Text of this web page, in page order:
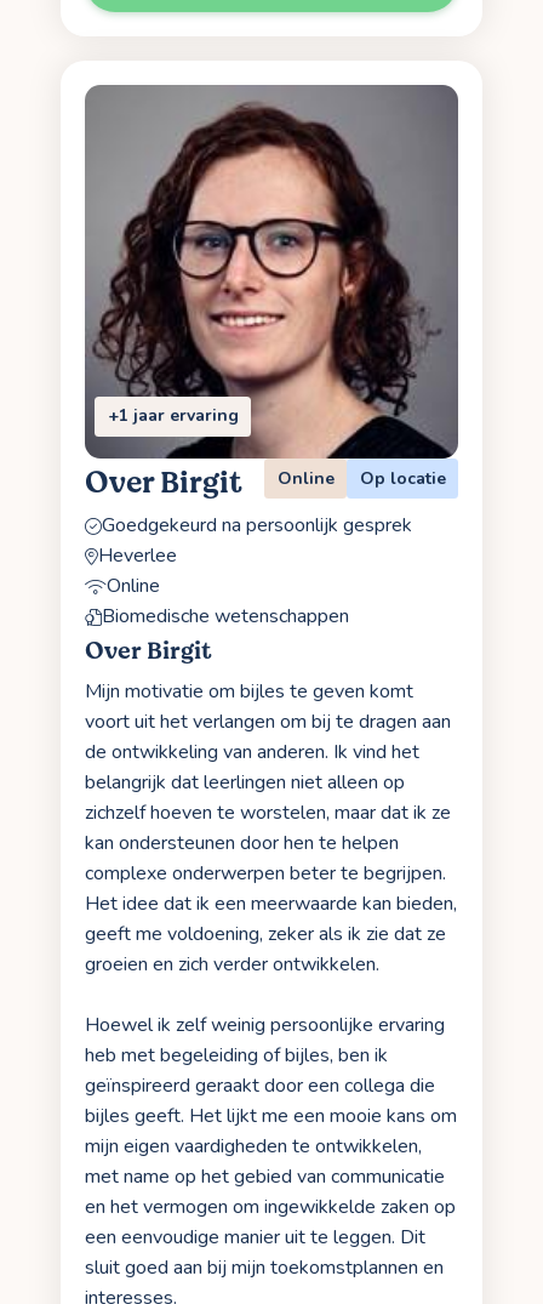
+1 jaar ervaring
Over Birgit Online Op locatie
Goedgekeurd na persoonlijk gesprek
Heverlee
Online
Biomedische wetenschappen
Over Birgit
Mijn motivatie om bijles te geven komt
voort uit het verlangen om bij te dragen aan
de ontwikkeling van anderen. Ik vind het
belangrijk dat leerlingen niet alleen op
zichzelf hoeven te worstelen, maar dat ik ze
kan ondersteunen door hen te helpen
complexe onderwerpen beter te begrijpen.
Het idee dat ik een meerwaarde kan bieden,
geeft me voldoening, zeker als ik zie dat ze
groeien en zich verder ontwikkelen.
Hoewel ik zelf weinig persoonlijke ervaring
heb met begeleiding of bijles, ben ik
geïnspireerd geraakt door een collega die
bijles geeft. Het lijkt me een mooie kans om
mijn eigen vaardigheden te ontwikkelen,
met name op het gebied van communicatie
en het vermogen om ingewikkelde zaken op
een eenvoudige manier uit te leggen. Dit
sluit goed aan bij mijn toekomstplannen en
interesses.